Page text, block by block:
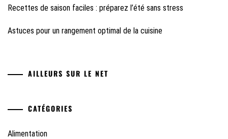
Recettes de saison faciles : préparez l’été sans stress
Astuces pour un rangement optimal de la cuisine
AILLEURS SUR LE NET
CATÉGORIES
Alimentation